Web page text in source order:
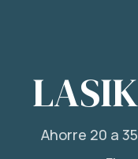
Ahorre 20 a